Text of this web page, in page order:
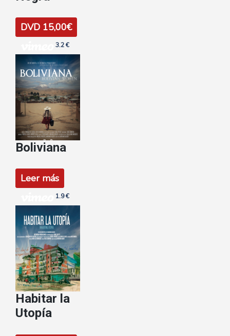
DVD 15,00€
3.2 €
Boliviana
Leer más
1.9 €
Habitar la
Utopía